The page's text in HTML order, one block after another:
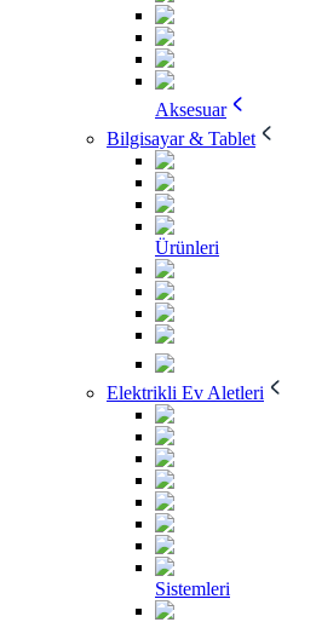
Aksesuar
Bilgisayar & Tablet
Ürünleri
Elektrikli Ev Aletleri
Sistemleri